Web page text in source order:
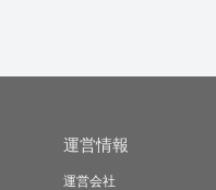
運営情報
運営会社